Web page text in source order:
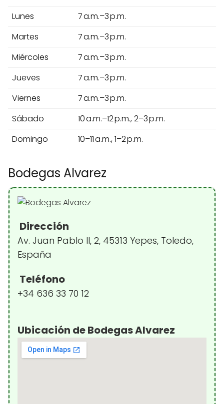
Lunes
7 a.m.–3 p.m.
Martes
7 a.m.–3 p.m.
Miércoles
7 a.m.–3 p.m.
Jueves
7 a.m.–3 p.m.
Viernes
7 a.m.–3 p.m.
Sábado
10 a.m.–12 p.m., 2–3 p.m.
Domingo
10–11 a.m., 1–2 p.m.
Bodegas Alvarez
Dirección
Av. Juan Pablo II, 2, 45313 Yepes, Toledo,
España
Teléfono
+34 636 33 70 12
Ubicación de Bodegas Alvarez